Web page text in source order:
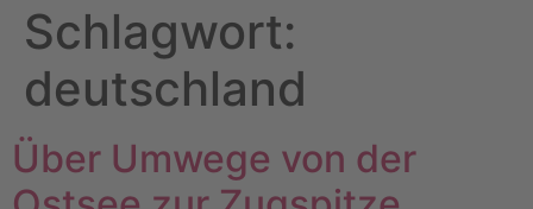
Schlagwort:
deutschland
Über Umwege von der